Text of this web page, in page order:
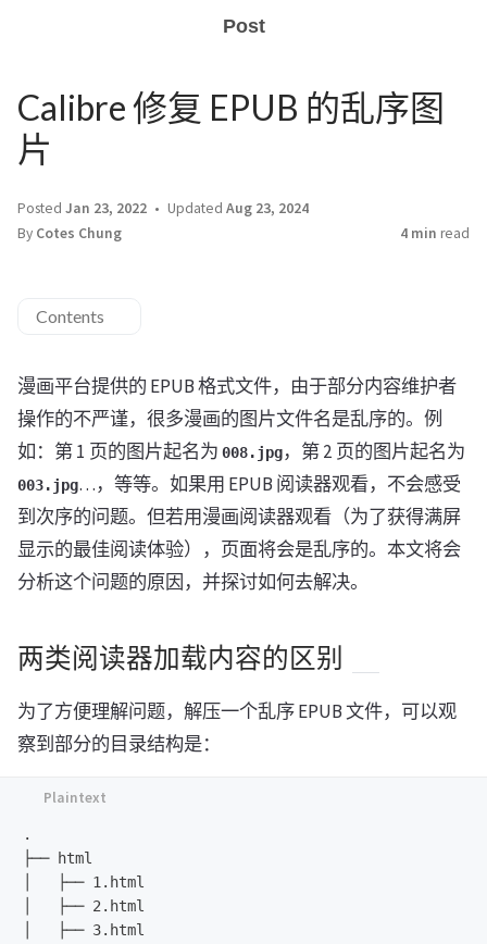
Post
Calibre 修复 EPUB 的乱序图
片
Posted Jan 23, 2022 Updated Aug 23, 2024
By Cotes Chung 4 min read
Contents
漫画平台提供的 EPUB 格式文件，由于部分内容维护者
操作的不严谨，很多漫画的图片文件名是乱序的。例
如：第 1 页的图片起名为 008.jpg，第 2 页的图片起名为
003.jpg…，等等。如果用 EPUB 阅读器观看，不会感受
到次序的问题。但若用漫画阅读器观看（为了获得满屏
显示的最佳阅读体验），页面将会是乱序的。本文将会
分析这个问题的原因，并探讨如何去解决。
两类阅读器加载内容的区别
为了方便理解问题，解压一个乱序 EPUB 文件，可以观
察到部分的目录结构是：
.
├── html
│   ├── 1.html
│   ├── 2.html
│   ├── 3.html